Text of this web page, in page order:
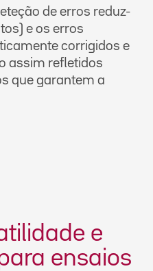
de erros reduz-
e os erros
corrigidos e
assim refletidos
que garantem a
e
ensaios